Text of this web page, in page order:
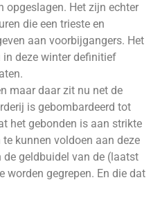
opgeslagen. Het zijn echter
die een trieste en
aan voorbijgangers. Het
in deze winter definitief
maar daar zit nu net de
is gebombardeerd tot
het gebonden is aan strikte
kunnen voldoen aan deze
geldbuidel van de (laatst
worden gegrepen. En die dat